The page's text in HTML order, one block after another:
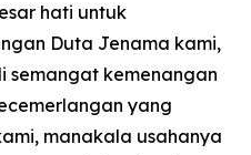
hati untuk
Duta Jenama kami,
semangat kemenangan
yang
manakala usahanya